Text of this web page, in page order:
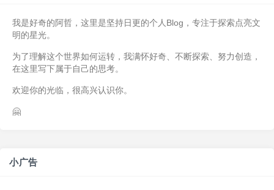
我是好奇的阿哲，这里是坚持日更的个人Blog，专注于探索点亮文
明的星光。
为了理解这个世界如何运转，我满怀好奇、不断探索、努力创造，
在这里写下属于自己的思考。
欢迎你的光临，很高兴认识你。
🤗
小广告